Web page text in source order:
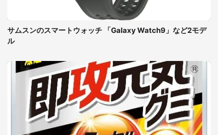
サムスンのスマートウォッチ 「Galaxy Watch9」など2モデ
ル